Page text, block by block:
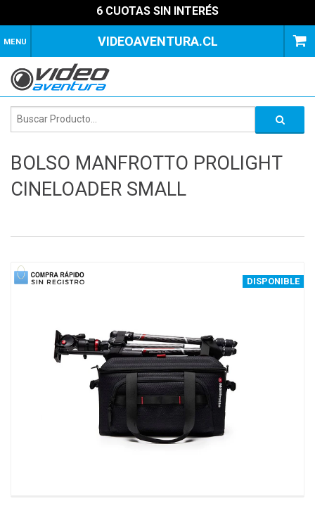
6 CUOTAS SIN INTERÉS
MENU VIDEOAVENTURA.CL
BOLSO MANFROTTO PROLIGHT
CINELOADER SMALL
DISPONIBLE
1 of 4